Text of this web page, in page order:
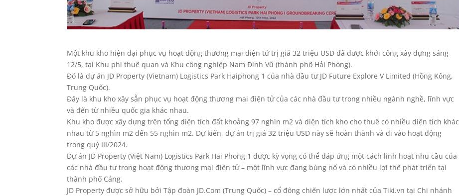
Một khu kho hiện đại phục vụ hoạt động thương mại điện tử trị giá 32 triệu USD đã được khởi công xây dựng sáng
12/5, tại Khu phi thuế quan và Khu công nghiệp Nam Đình Vũ (thành phố Hải Phòng).
Đó là dự án JD Property (Vietnam) Logistics Park Haiphong 1 của nhà đầu tư JD Future Explore V Limited (Hồng Kông,
Trung Quốc).
Đây là khu kho xây sẵn phục vụ hoạt động thương mai điện tử của các nhà đầu tư trong nhiều ngành nghề, lĩnh vực
và đến từ nhiều quốc gia khác nhau.
Khu kho được xây dựng trên tổng diện tích đất khoảng 97 nghìn m2 và diện tích kho cho thuê có nhiều diện tích khác
nhau từ 5 nghìn m2 đến 55 nghìn m2. Dự kiến, dự án trị giá 32 triệu USD này sẽ hoàn thành và đi vào hoạt động
trong quý III/2024.
Dự án JD Property (Việt Nam) Logistics Park Hai Phong 1 được kỳ vọng có thể đáp ứng một cách linh hoạt nhu cầu của
các nhà đầu tư trong hoạt động thương mại điện tử – một lĩnh vực đang bùng nổ và có nhiều lợi thế phát triển tại
thành phố Cảng.
JD Property được sở hữu bởi Tập đoàn JD.Com (Trung Quốc) – cổ đông chiến lược lớn nhất của Tiki.vn tại Chi nhánh